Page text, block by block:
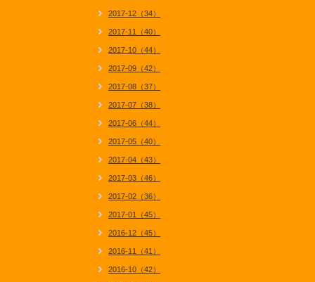
2017-12（34）
2017-11（40）
2017-10（44）
2017-09（42）
2017-08（37）
2017-07（38）
2017-06（44）
2017-05（40）
2017-04（43）
2017-03（46）
2017-02（36）
2017-01（45）
2016-12（45）
2016-11（41）
2016-10（42）